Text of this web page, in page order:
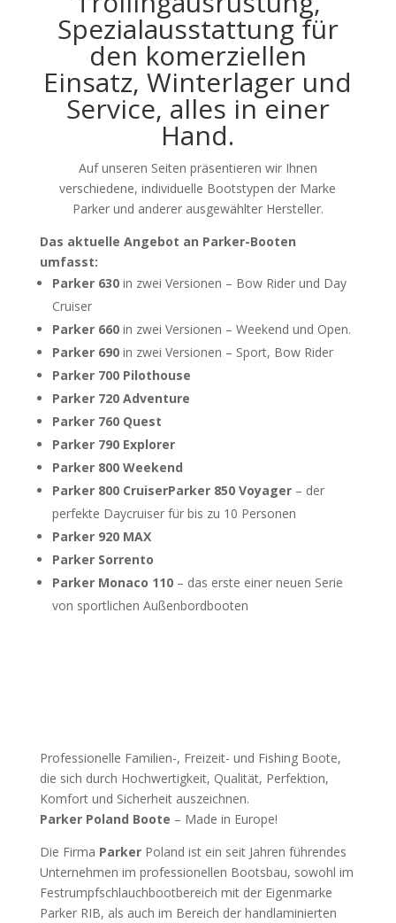
Spezialausstattung für
den komerziellen
Einsatz, Winterlager und
Service, alles in einer
Hand.
Auf unseren Seiten präsentieren wir Ihnen
verschiedene, individuelle Bootstypen der Marke
Parker und anderer ausgewählter Hersteller.
Das aktuelle Angebot an Parker-Booten
umfasst:
Parker 630in zwei Versionen – Bow Rider und Day
Cruiser
Parker 660in zwei Versionen – Weekend und Open.
Parker 690in zwei Versionen – Sport, Bow Rider
Parker 700 Pilothouse
Parker 720 Adventure
Parker 760 Quest
Parker 790 Explorer
Parker 800 Weekend
Parker 800 CruiserParker 850 Voyager– der
perfekte Daycruiser für bis zu 10 Personen
Parker 920 MAX
Parker Sorrento
Parker Monaco 110– das erste einer neuen Serie
von sportlichen Außenbordbooten
Professionelle Familien-, Freizeit- und Fishing Boote,
die sich durch Hochwertigkeit, Qualität, Perfektion,
Komfort und Sicherheit auszeichnen.
Parker Poland Boote – Made in Europe!
Die Firma ParkerPoland ist ein seit Jahren führendes
Unternehmen im professionellen Bootsbau, sowohl im
Festrumpfschlauchbootbereich mit der Eigenmarke
Parker RIB, als auch im Bereich der handlaminierten